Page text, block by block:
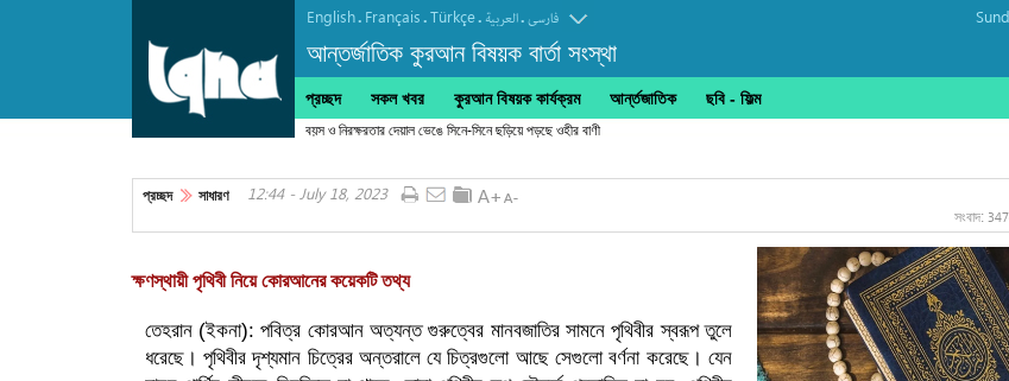
English. Français.Türkçe. العربیة.فارسی
আন্তর্জাতিক কুরআন বিষয়ক বার্তা সংস্থা
প্রচ্ছদ সকল খবর কুরআন বিষয়ক কার্যক্রম আর্ন্তজাতিক ছবি‎ - ফিল্ম
বয়স ও নিরক্ষরতার দেয়াল ভেঙে সিনে-সিনে ছড়িয়ে পড়ছে ওহীর বাণী
প্রচ্ছদ সাধারণ 12:44 - July 18, 2023
সংবাদ:
ক্ষণস্থায়ী পৃথিবী নিয়ে কোরআনের কয়েকটি তথ্য
তেহরান (ইকনা): পবিত্র কোরআন অত্যন্ত গুরুত্বের মানবজাতির সামনে পৃথিবীর স্বরূপ তুলে
ধরেছে। পৃথিবীর দৃশ্যমান চিত্রের অন্তরালে যে চিত্রগুলো আছে সেগুলো বর্ণনা করেছে। যেন